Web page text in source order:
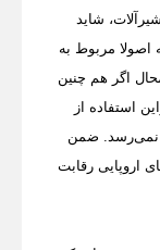
شاید
اصولا مربوط به
اگر هم چنین
استفاده از
نمی‌رسد. ضمن
اروپایی رقابت